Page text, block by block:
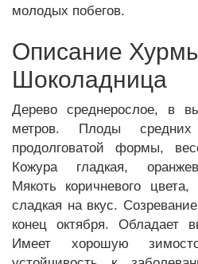
молодых побегов.
Описание
Шоколадница
Дерево среднерослое, в
метров. Плоды средних
продолговатой формы,
Кожура гладкая,
Мякоть коричневого
сладкая на вкус.
конец октября. Обладает
Имеет хорошую